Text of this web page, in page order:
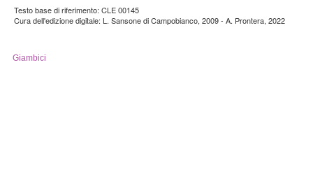
Testo base di riferimento: CLE 00145
Cura dell'edizione digitale: L. Sansone di Campobianco, 2009 - A. Prontera, 2022
Giambici